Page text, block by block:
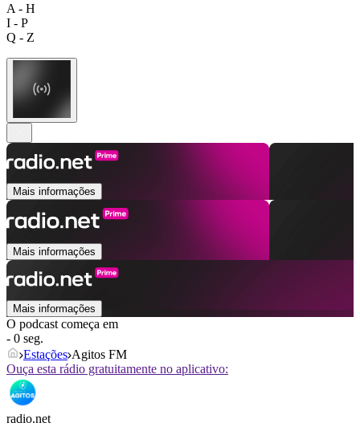
A - H
I - P
Q - Z
Mais informações
Mais informações
Mais informações
O podcast começa em
- 0 seg.
Estações Agitos FM
Ouça esta rádio gratuitamente no aplicativo:
radio.net